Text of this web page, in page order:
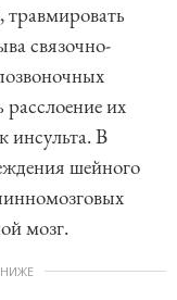
травмировать
связочно-
их
инсульта. В
шейного
мозг.